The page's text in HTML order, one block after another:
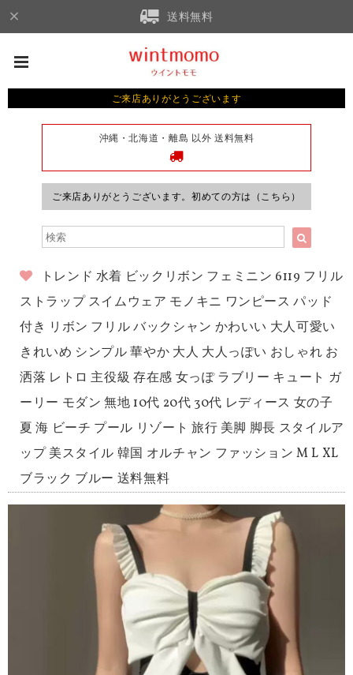
送料無料
ご来店ありがとうございます
沖縄・北海道・離島 以外 送料無料
ご来店ありがとうございます。初めての方は（こちら）
トレンド 水着 ビックリボン フェミニン 6119 フリル
ストラップ スイムウェア モノキニ ワンピース パッド
付き リボン フリル バックシャン かわいい 大人可愛い
きれいめ シンプル 華やか 大人 大人っぽい おしゃれ お
洒落 レトロ 主役級 存在感 女っぽ ラブリー キュート ガ
ーリー モダン 無地 10代 20代 30代 レディース 女の子
夏 海 ビーチ プール リゾート 旅行 美脚 脚長 スタイルア
ップ 美スタイル 韓国 オルチャン ファッション M L XL
ブラック ブルー 送料無料